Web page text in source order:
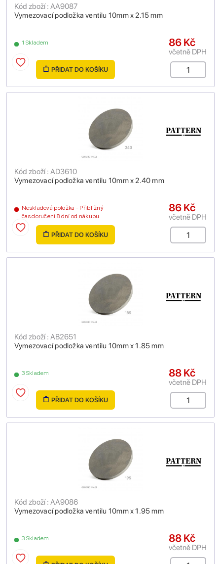
Vymezovací podložka ventilu 10mm x 2.15 mm
Kód zboží : AA9087
1 Skladem 86 Kč
včetně DPH
PŘIDAT DO KOŠÍKU
Vymezovací podložka ventilu 10mm x 2.40 mm
Kód zboží : AD3610
Neskladová položka - Přibližný
čas doručení 8 dní od nákupu
86 Kč
včetně DPH
PŘIDAT DO KOŠÍKU
Vymezovací podložka ventilu 10mm x 1.85 mm
Kód zboží : AB2651
3 Skladem 88 Kč
včetně DPH
PŘIDAT DO KOŠÍKU
Vymezovací podložka ventilu 10mm x 1.95 mm
Kód zboží : AA9086
3 Skladem 88 Kč
včetně DPH